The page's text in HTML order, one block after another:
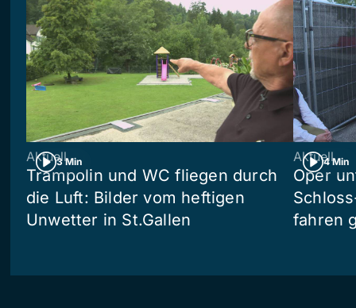
3 Min
Aktuell
Trampolin und WC fliegen durch
die Luft: Bilder vom heftigen
Unwetter in St.Gallen
4 Min
Aktuell
Oper
fahren